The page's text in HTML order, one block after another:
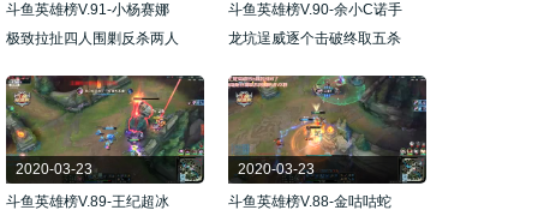
斗鱼英雄榜V.91-小杨赛娜
极致拉扯四人围剿反杀两人
斗鱼英雄榜V.90-余小C诺手
龙坑逞威逐个击破终取五杀
2020-03-23
斗鱼英雄榜V.89-王纪超冰
2020-03-23
斗鱼英雄榜V.88-金咕咕蛇